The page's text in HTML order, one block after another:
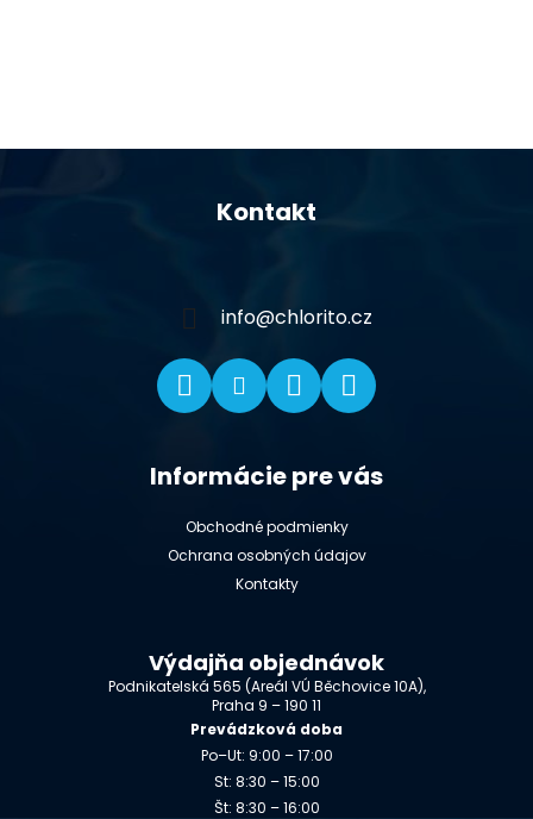
Z
Kontakt
info@chlorito.cz
Informácie pre vás
Obchodné podmienky
Ochrana osobných údajov
Kontakty
Výdajňa objednávok
Podnikatelská 565 (Areál VÚ Běchovice 10A),
Praha 9 – 190 11
Prevádzková doba
Po–Ut: 9:00 – 17:00
St: 8:30 – 15:00
Št: 8:30 – 16:00